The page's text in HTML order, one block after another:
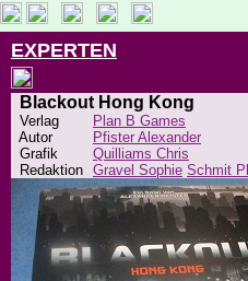
EXPERTEN
Blackout Hong Kong
Verlag
Plan B Games
Autor
Pfister Alexander
Grafik
Quilliams Chris
Redaktion Gravel Sophie Schmit